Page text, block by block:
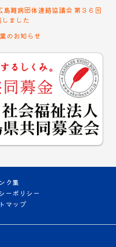
難病団体連絡協議会 第３６回
ました
のお知らせ
ク集
ーポリシー
マップ